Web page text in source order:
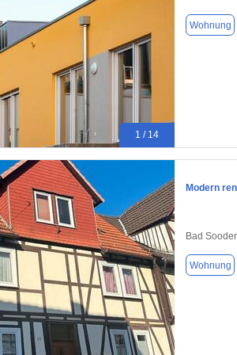
1 / 14
Wohnung
Modern
Bad
Wohnung